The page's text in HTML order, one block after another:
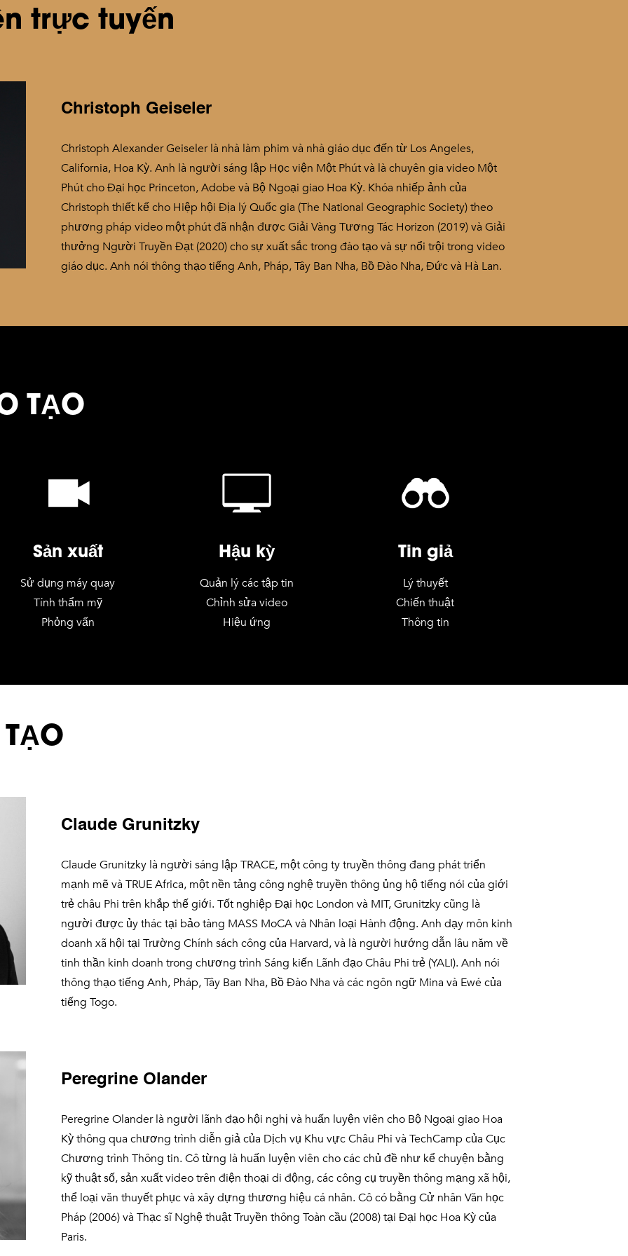
trực tuyến
Christoph Geiseler
Christoph Alexander Geiseler là nhà làm phim và nhà giáo dục đến từ Los Angeles,
California, Hoa Kỳ. Anh là người sáng lập Học viện Một Phút và là chuyên gia video Một
Phút cho Đại học Princeton, Adobe và Bộ Ngoại giao Hoa Kỳ. Khóa nhiếp ảnh của
Christoph thiết kế cho Hiệp hội Địa lý Quốc gia (The National Geographic Society) theo
phương pháp video một phút đã nhận được Giải Vàng Tương Tác Horizon (2019) và Giải
thưởng Người Truyền Đạt (2020) cho sự xuất sắc trong đào tạo và sự nổi trội trong video
giáo dục. Anh nói thông thạo tiếng Anh, Pháp, Tây Ban Nha, Bồ Đào Nha, Đức và Hà Lan.
TẠO
Sản xuất
Sử dụng máy quay
Tính thẩm mỹ
Phỏng vấn
Hậu kỳ
Quản lý các tập tin
Chỉnh sửa video
Hiệu ứng
Tin giả
Lý thuyết
Chiến thuật
Thông tin
Claude Grunitzky
Claude Grunitzky là người sáng lập TRACE, một công ty truyền thông đang phát triển
mạnh mẽ và TRUE Africa, một nền tảng công nghệ truyền thông ủng hộ tiếng nói của giới
trẻ châu Phi trên khắp thế giới. Tốt nghiệp Đại học London và MIT, Grunitzky cũng là
người được ủy thác tại bảo tàng MASS MoCA và Nhân loại Hành động. Anh dạy môn kinh
doanh xã hội tại Trường Chính sách công của Harvard, và là người hướng dẫn lâu năm về
tinh thần kinh doanh trong chương trình Sáng kiến Lãnh đạo Châu Phi trẻ (YALI). Anh nói
thông thạo tiếng Anh, Pháp, Tây Ban Nha, Bồ Đào Nha và các ngôn ngữ Mina và Ewé của
tiếng Togo.
Peregrine Olander
Peregrine Olander là người lãnh đạo hội nghị và huấn luyện viên cho Bộ Ngoại giao Hoa
Kỳ thông qua chương trình diễn giả của Dịch vụ Khu vực Châu Phi và TechCamp của Cục
Chương trình Thông tin. Cô từng là huấn luyện viên cho các chủ đề như kể chuyện bằng
kỹ thuật số, sản xuất video trên điện thoại di động, các công cụ truyền thông mạng xã hội,
thể loại văn thuyết phục và xây dựng thương hiệu cá nhân. Cô có bằng Cử nhân Văn học
Pháp (2006) và Thạc sĩ Nghệ thuật Truyền thông Toàn cầu (2008) tại Đại học Hoa Kỳ của
Paris.